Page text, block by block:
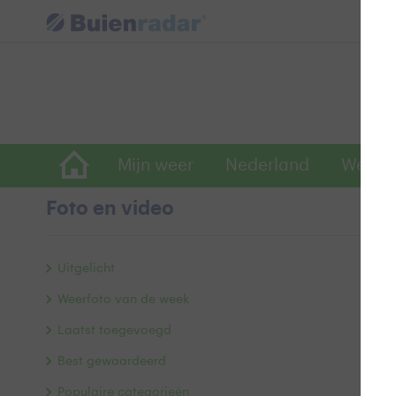
Mijn weer Nederland
Foto en video
Uitgelicht
Weerfoto van de week
Laatst toegevoegd
Best gewaardeerd
Populaire categorieën